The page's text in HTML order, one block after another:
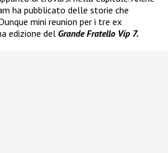
ha pubblicato delle storie che
mini reunion per i tre ex
edizione del Grande Fratello Vip 7.